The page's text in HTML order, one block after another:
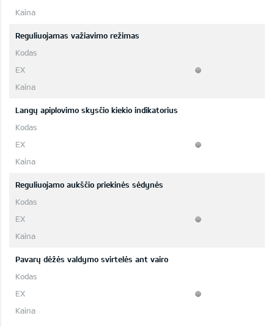
Reguliuojamas važiavimo režimas
Langų apiplovimo skysčio kiekio indikatorius
Reguliuojamo aukščio priekinės sėdynės
Pavarų dėžės valdymo svirtelės ant vairo